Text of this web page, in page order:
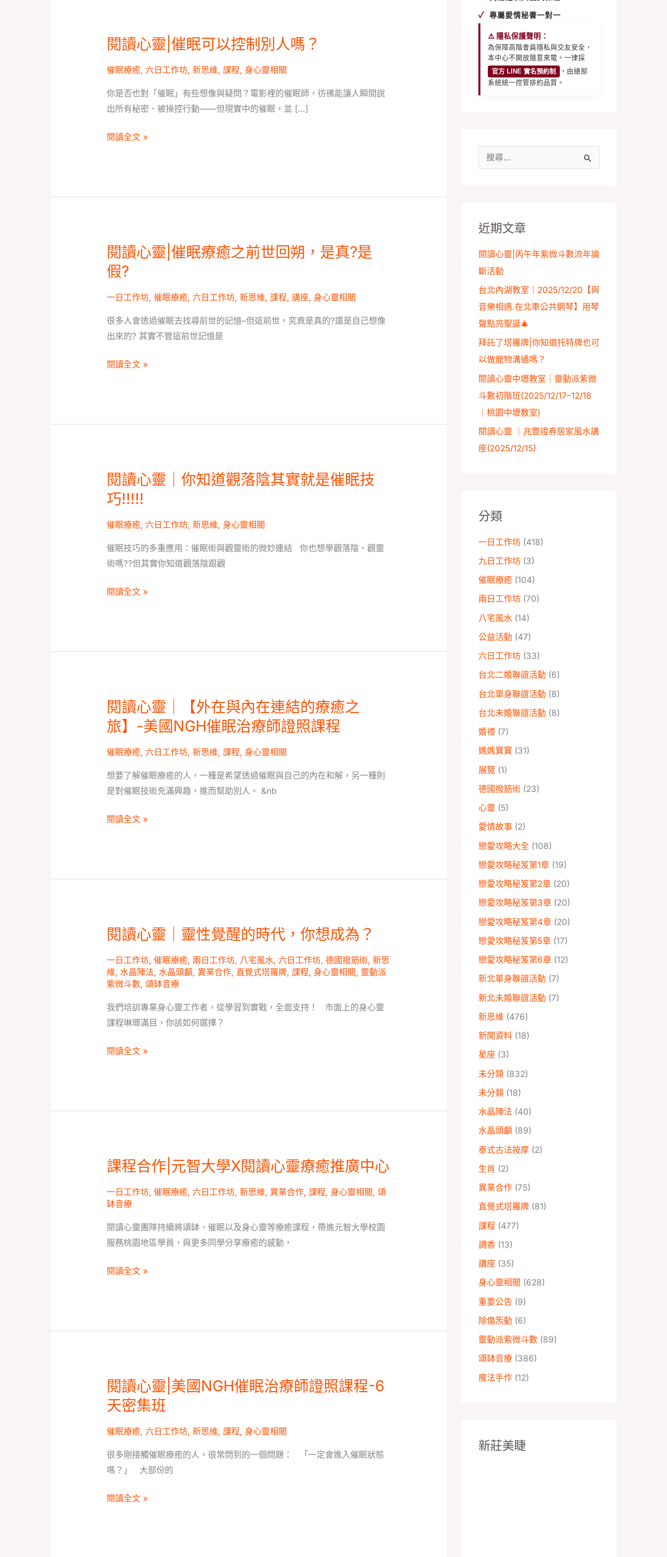
閱讀心靈|催眠可以控制別人嗎？
催眠療癒, 六日工作坊,新思維,課程, 身心靈相關
你是否也對「催眠」有些想像與疑問？電影裡的催眠師，彷彿能讓人瞬間說
出所有秘密、被操控行動——但現實中的催眠，並 […]
閱
心
靈|
催
可
別
閱讀全文 »
閱讀心靈|催眠療癒之前世回朔，是真?是
假?
一日工作坊,催眠療癒, 六日工作坊,新思維,課程,講座, 身心靈相關
很多人會透過催眠去找尋前世的記憶–但這前世，究竟是真的?還是自己想像
出來的? 其實不管這前世記憶是
閱
讀
心
靈|
眠
療
是
假?
閱讀全文 »
閱讀心靈｜你知道觀落陰其實就是催眠技
巧!!!!!
催眠療癒, 六日工作坊,新思維, 身心靈相關
催眠技巧的多重應用：催眠術與觀靈術的微妙連結 你也想學觀落陰、觀靈
術嗎??但其實你知道觀落陰跟觀
閱
讀
心
靈
你
知
催
眠
巧!!!!!
閱讀全文 »
閱讀心靈｜【外在與內在連結的療癒之
旅】-美國NGH催眠治療師證照課程
催眠療癒, 六日工作坊,新思維,課程, 身心靈相關
想要了解催眠療癒的人，一種是希望透過催眠與自己的內在和解，另一種則
是對催眠技術充滿興趣，進而幫助別人。 &nb
閱
讀
心
靈
【外
在
之
美
國
催
眠
療
閱讀全文 »
閱讀心靈｜靈性覺醒的時代，你想成為？
一日工作坊,催眠療癒, 兩日工作坊, 八宅風水, 六日工作坊,德國撥筋術,新思
維, 水晶陣法, 水晶頭顱, 異業合作, 直覺式塔羅牌,課程, 身心靈相關 , 靈動派
紫微斗數,頌缽音療
我們培訓專業身心靈工作者，從學習到實戰，全面支持！ 市面上的身心靈
課程琳瑯滿目，你該如何選擇？
閱
心
靈
靈
性
醒
為？
閱讀全文 »
課程合作|元智大學X閱讀心靈療癒推廣中心
一日工作坊,催眠療癒, 六日工作坊,新思維, 異業合作,課程, 身心靈相關 ,頌
缽音療
閱讀心靈團隊持續將頌缽、催眠以及身心靈等療癒課程，帶進元智大學校園
服務桃園地區學員，與更多同學分享療癒的感動，
課
合
作|
元
智
學
心
癒
推
廣
中
閱讀全文 »
閱讀心靈|美國NGH催眠治療師證照課程-6
天密集班
催眠療癒, 六日工作坊,新思維,課程, 身心靈相關
很多剛接觸催眠療癒的人，很常問到的一個問題： 「一定會進入催眠狀態
嗎？」 大部份的
閱
讀
心
靈|
國
NGH
閱讀全文 »
✓ 專屬愛情秘書一對一
⚠️ 隱私保護聲明：
為保障高階會員隱私與交友安全，
本中心不開放隨意來電。一律採
官方 LINE 實名預約制
，由總部
系統統一控管排約品質。
字
近期文章
閱讀心靈|丙午年紫微斗數流年論
斷活動
台北內湖教室｜2025/12/20【與
音樂相遇.在北車公共鋼琴】用琴
聲點亮聖誕🎄
拜託了塔羅牌|你知道托特牌也可
以做寵物溝通嗎？
閱讀心靈中壢教室｜靈動派紫微
斗數初階班(2025/12/17–12/18
｜桃園中壢教室)
閱讀心靈 ｜兆豐證券居家風水講
座️(2025/12/15)
分類
一日工作坊 (418)
九日工作坊 (3)
催眠療癒 (104)
兩日工作坊 (70)
八宅風水 (14)
公益活動 (47)
六日工作坊 (33)
台北二婚聯誼活動 (6)
台北單身聯誼活動 (8)
台北未婚聯誼活動 (8)
婚禮 (7)
媽媽寶寶 (31)
展覽 (1)
德國撥筋術 (23)
心靈 (5)
愛情故事 (2)
戀愛攻略大全 (108)
戀愛攻略秘笈第1章 (19)
戀愛攻略秘笈第2章 (20)
戀愛攻略秘笈第3章 (20)
戀愛攻略秘笈第4章 (20)
戀愛攻略秘笈第5章 (17)
戀愛攻略秘笈第6章 (12)
新北單身聯誼活動 (7)
新北未婚聯誼活動 (7)
新思維 (476)
新聞資料 (18)
星座 (3)
未分類 (832)
未分類 (18)
水晶陣法 (40)
水晶頭顱 (89)
泰式古法按摩 (2)
生肖 (2)
異業合作 (75)
直覺式塔羅牌 (81)
課程 (477)
調香 (13)
講座 (35)
身心靈相關 (628)
重要公告 (9)
除傷炁動 (6)
靈動派紫微斗數 (89)
頌缽音療 (386)
魔法手作 (12)
新莊美睫